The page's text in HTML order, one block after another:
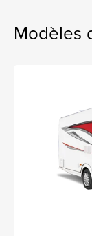
Modèles